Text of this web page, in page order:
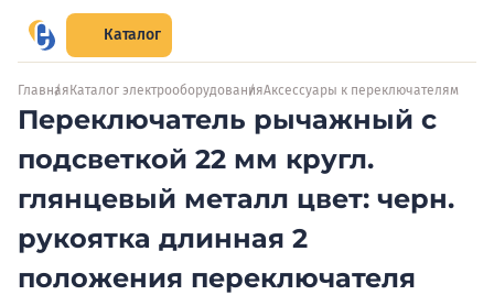
Каталог
Главная Каталог электрооборудованияАксессуары к переключателям
Переключатель рычажный с
подсветкой 22 мм кругл.
глянцевый металл цвет: черн.
рукоятка длинная 2
положения переключателя